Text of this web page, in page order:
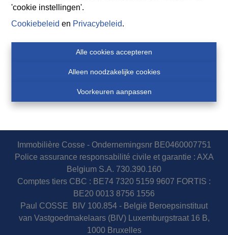
'cookie instellingen'.
Cookiebeleid en Privacybeleid.
Alle cookies accepteren
Alleen noodzakelijke cookies
Voorkeuren aanpassen
Immobilière Cosse - Ondernemingsnr BE0460007751
Police assurance responsabilité civile et garantie : AXA
Belgium S.A. 730.390.160
Comptes tiers CBC : BE74 7320 5159 9607 FORTIS :
BE20 0013 8756 1556
Paul COSSE BIV 100.854 - België Beroepsinstituut
van Vastgoedmakelaars (BIV) Luxemburgstraat 16 B,
1000 Bruxelles